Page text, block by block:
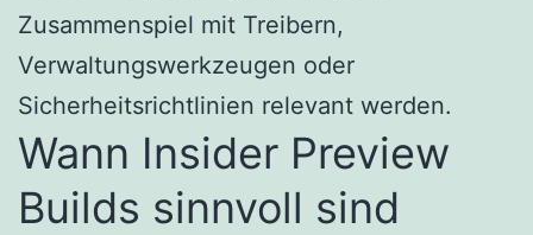
Zusammenspiel mit Treibern,
Verwaltungswerkzeugen oder
Sicherheitsrichtlinien relevant werden.
Wann Insider Preview
Builds sinnvoll sind